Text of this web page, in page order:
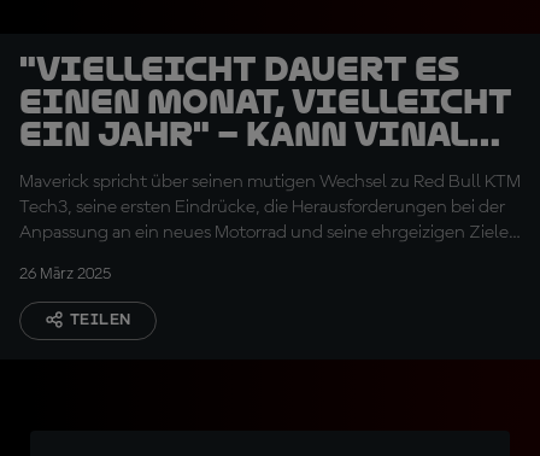
"Vielleicht dauert es
einen Monat, vielleicht
ein Jahr" – Kann Vinales
mit einem vierten
Hersteller gewinnen?
Maverick spricht über seinen mutigen Wechsel zu Red Bull KTM
Tech3, seine ersten Eindrücke, die Herausforderungen bei der
Anpassung an ein neues Motorrad und seine ehrgeizigen Ziele
26 März 2025
TEILEN